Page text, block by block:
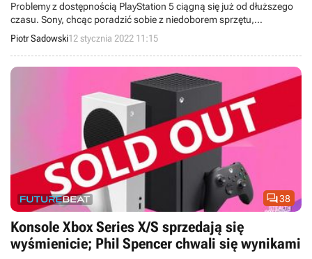
Problemy z dostępnością PlayStation 5 ciągną się już od dłuższego
czasu. Sony, chcąc poradzić sobie z niedoborem sprzętu,
postanowiło przedłużyć produkcję starszej generacji konsol.
Piotr Sadowski12 stycznia 2022 11:15
38
Konsole Xbox Series X/S sprzedają się
wyśmienicie; Phil Spencer chwali się wynikami